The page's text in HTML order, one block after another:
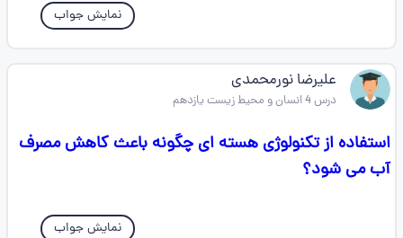
نمایش جواب
علیرضا نورمحمدی
درس 4 انسان و محیط زیست یازدهم
استفاده از تکنولوژی هسته ای چگونه باعث کاهش مصرف
آب می شود؟
نمایش جواب